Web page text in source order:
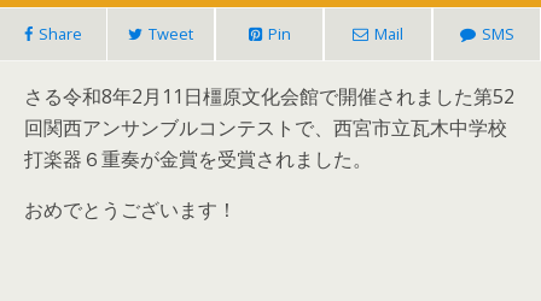
Share Tweet Pin Mail SMS
さる令和8年2月11日橿原文化会館で開催されました第52
回関西アンサンブルコンテストで、西宮市立瓦木中学校
打楽器６重奏が金賞を受賞されました。
おめでとうございます！